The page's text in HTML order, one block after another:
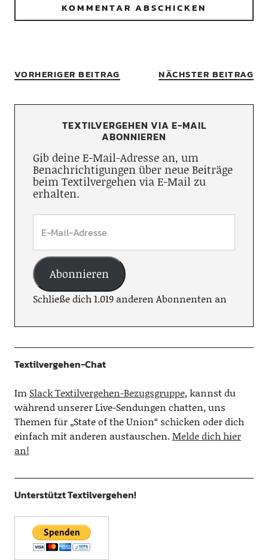
VORHERIGER BEITRAG NÄCHSTER BEITRAG
TEXTILVERGEHEN VIA E-MAIL
ABONNIEREN
Gib deine E-Mail-Adresse an, um
Benachrichtigungen über neue Beiträge
beim Textilvergehen via E-Mail zu
erhalten.
Abonnieren
Schließe dich 1.019 anderen Abonnenten an
Textilvergehen-Chat
Im Slack Textilvergehen-Bezugsgruppe, kannst du
während unserer Live-Sendungen chatten, uns
Themen für „State of the Union“ schicken oder dich
einfach mit anderen austauschen.Melde dich hier
an!
Unterstützt Textilvergehen!